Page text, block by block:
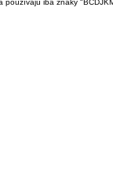
používajú iba znaky